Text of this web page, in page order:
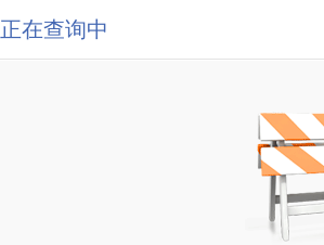
正在查询中